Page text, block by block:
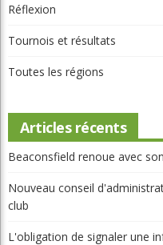
Réflexion
Tournois et résultats
Toutes les régions
Articles récents
Beaconsfield renoue avec
Nouveau conseil
club
L'obligation de signaler une